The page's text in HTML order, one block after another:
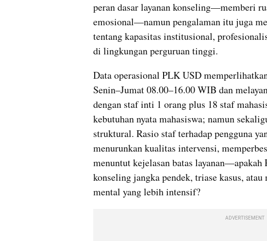
peran dasar layanan konseling—memberi
emosional—namun pengalaman itu juga
tentang kapasitas institusional,
di lingkungan perguruan tinggi.
Data operasional PLK USD
Senin–Jumat 08.00–16.00 WIB dan
dengan staf inti 1 orang plus 18 staf
kebutuhan nyata mahasiswa; namun
struktural. Rasio staf terhadap pengguna
menurunkan kualitas intervensi,
menuntut kejelasan batas
konseling jangka pendek, triase kasus,
mental yang lebih intensif?
ADVERTISEMENT